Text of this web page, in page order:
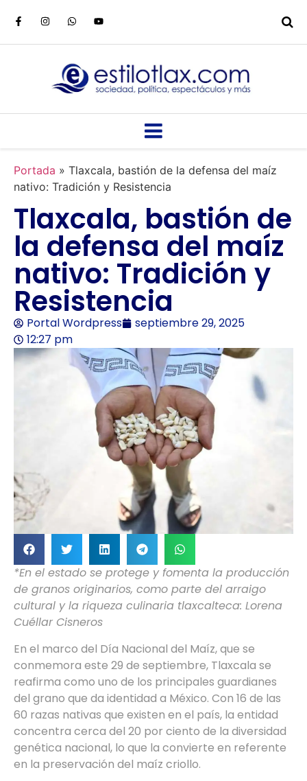
Portada » Tlaxcala, bastión de la defensa del maíz
nativo: Tradición y Resistencia
Tlaxcala, bastión de
la defensa del maíz
nativo: Tradición y
Resistencia
Portal Wordpress
septiembre 29, 2025
12:27 pm
*En el estado se protege y fomenta la producción
de granos originarios, como parte del arraigo
cultural y la riqueza culinaria tlaxcalteca: Lorena
Cuéllar Cisneros
En el marco del Día Nacional del Maíz, que se
conmemora este 29 de septiembre, Tlaxcala se
reafirma como uno de los principales guardianes
del grano que da identidad a México. Con 16 de las
60 razas nativas que existen en el país, la entidad
concentra cerca del 20 por ciento de la diversidad
genética nacional, lo que la convierte en referente
en la preservación del maíz criollo.